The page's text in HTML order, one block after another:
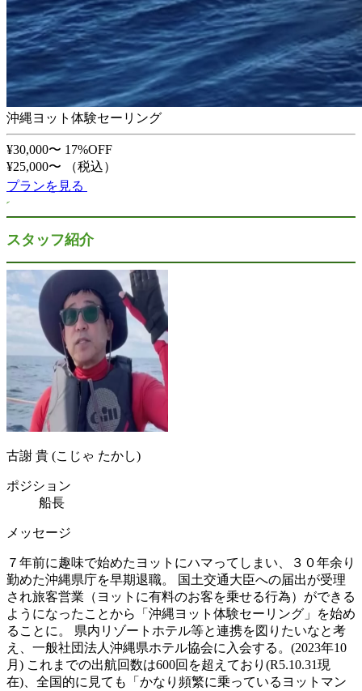
沖縄ヨット体験セーリング
¥30,000〜 17%OFF
¥25,000〜
（税込）
プランを見る
スタッフ紹介
古謝 貴 (こじゃ たかし)
ポジション
船長
メッセージ
７年前に趣味で始めたヨットにハマってしまい、３０年余り
勤めた沖縄県庁を早期退職。 国土交通大臣への届出が受理
され旅客営業（ヨットに有料のお客を乗せる行為）ができる
ようになったことから「沖縄ヨット体験セーリング」を始め
ることに。 県内リゾートホテル等と連携を図りたいなと考
え、一般社団法人沖縄県ホテル協会に入会する。(2023年10
月) これまでの出航回数は600回を超えており(R5.10.31現
在)、全国的に見ても「かなり頻繁に乗っているヨットマン